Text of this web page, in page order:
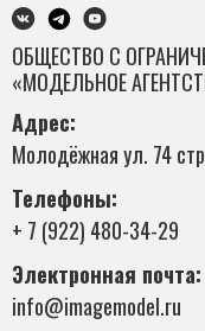
ОБЩЕСТВО С
«МОДЕЛЬНОЕ
Адрес:
Молодёжная ул. 74
Телефоны:
+ 7 (922) 480-34-29
Электронная почта:
info@imagemodel.ru